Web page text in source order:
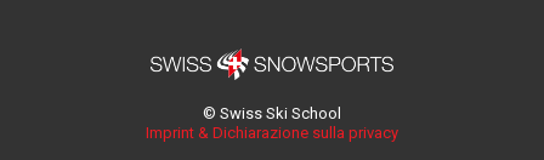
© Swiss Ski School
Imprint & Dichiarazione sulla privacy